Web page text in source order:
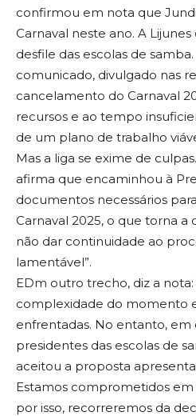
confirmou em nota que
Carnaval neste ano. A
desfile das escolas de
comunicado, divulgado nas
cancelamento do Carnaval
recursos e ao tempo
de um plano de trabalho
Mas a liga se exime de
afirma que encaminhou à
documentos necessários
Carnaval 2025, o que torna a
não dar continuidade ao
lamentável”.
EDm outro trecho, diz a
complexidade do momento
enfrentadas. No entanto,
presidentes das escolas de
aceitou a proposta
Estamos comprometidos em
por isso, recorreremos da